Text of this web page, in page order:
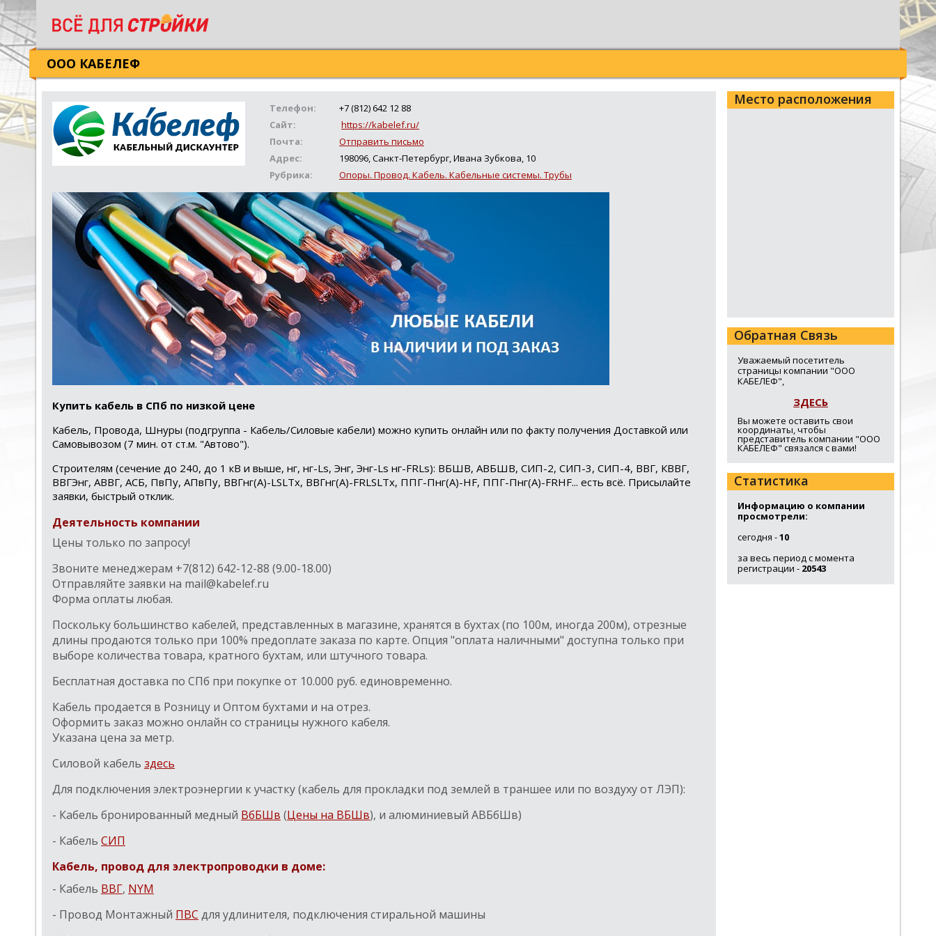
ООО КАБЕЛЕФ
Телефон:
+7 (812) 642 12 88
Сайт:
https://kabelef.ru/
Почта:
Отправить письмо
Адрес:
198096, Санкт-Петербург, Ивана Зубкова, 10
Рубрика:
Опоры. Провод. Кабель. Кабельные системы. Трубы
Купить кабель в СПб по низкой цене
Кабель, Провода, Шнуры (подгруппа - Кабель/Силовые кабели) можно купить онлайн или по факту получения Доставкой или
Самовывозом (7 мин. от ст.м. "Автово").
Строителям (сечение до 240, до 1 кВ и выше, нг, нг-Ls, Энг, Энг-Ls нг-FRLs): ВБШВ, АВБШВ, СИП-2, СИП-3, СИП-4, ВВГ, КВВГ,
ВВГЭнг, АВВГ, АСБ, ПвПу, АПвПу, ВВГнг(А)-LSLTx, ВВГнг(А)-FRLSLTx, ППГ-Пнг(А)-HF, ППГ-Пнг(А)-FRHF... есть всё. Присылайте
заявки, быстрый отклик.
Деятельность компании
Цены только по запросу!
Звоните менеджерам +7(812) 642-12-88 (9.00-18.00)
Отправляйте заявки на mail@kabelef.ru
Форма оплаты любая.
Поскольку большинство кабелей, представленных в магазине, хранятся в бухтах (по 100м, иногда 200м), отрезные
длины продаются только при 100% предоплате заказа по карте. Опция "оплата наличными" доступна только при
выборе количества товара, кратного бухтам, или штучного товара.
Бесплатная доставка по СПб при покупке от 10.000 руб. единовременно.
Кабель продается в Розницу и Оптом бухтами и на отрез.
Оформить заказ можно онлайн со страницы нужного кабеля.
Указана цена за метр.
Силовой кабель здесь
Для подключения электроэнергии к участку (кабель для прокладки под землей в траншее или по воздуху от ЛЭП):
- Кабель бронированный медный ВбБШв (Цены на ВБШв), и алюминиевый АВБбШв)
- Кабель СИП
Кабель, провод для электропроводки в доме:
- Кабель ВВГ, NYM
- Провод Монтажный ПВС для удлинителя, подключения стиральной машины
Место расположения
Обратная Связь
Уважаемый посетитель
страницы компании "ООО
КАБЕЛЕФ",
ЗДЕСЬ
Вы можете оставить свои
координаты, чтобы
представитель компании "ООО
КАБЕЛЕФ" связался с вами!
Статистика
Информацию о компании
просмотрели:
сегодня -10
за весь период с момента
регистрации - 20543